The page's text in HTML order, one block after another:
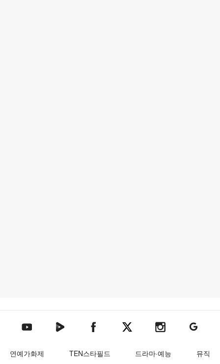
텐아시아 유튜브텐아시아 네이버TV텐아시아 페이스북텐아시아 엑스텐아시아 인스타그램
텐아시아
연예가화제 TEN스타필드 드라마·예능 뮤직